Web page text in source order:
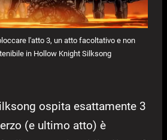
l'atto 3, un atto facoltativo e non
in Hollow Knight Silksong
ospita esattamente 3
(e ultimo atto) è